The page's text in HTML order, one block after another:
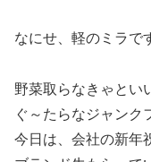
なにせ、軽のミラで
野菜取らなきゃとい
ぐ～たらなジャンク
今日は、会社の新年